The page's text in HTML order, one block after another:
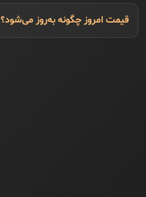
قیمت امروز چگونه به‌روز می‌شود؟